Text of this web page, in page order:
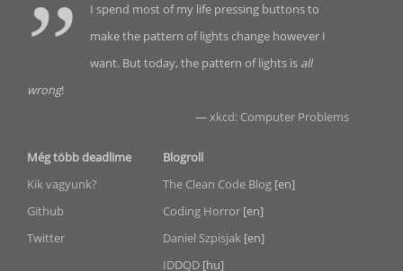
I spend most of my life pressing buttons to
make the pattern of lights change however I
want. But today, the pattern of lights is all
wrong!
—xkcd: Computer Problems
Még több deadlime
Kik vagyunk?
Github
Twitter
Blogroll
The Clean Code Blog [en]
Coding Horror [en]
Daniel Szpisjak [en]
IDDQD [hu]